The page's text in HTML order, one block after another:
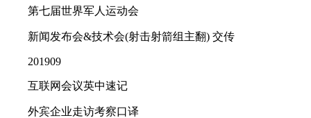
第七届世界军人运动会
新闻发布会&技术会(射击射箭组主翻) 交传
201909
互联网会议英中速记
外宾企业走访考察口译